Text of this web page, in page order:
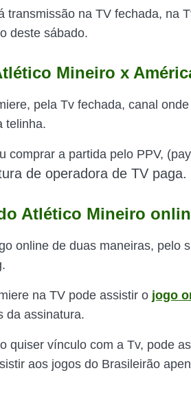
transmissão na TV fechada, na
deste sábado.
Mineiro x
pela Tv fechada, canal
telinha.
comprar a partida pelo PPV,
de operadora de TV paga.
Atlético Mineiro
online de duas maneiras, pelo
na TV pode assistir o jogo
da assinatura.
quiser vínculo com a Tv, pode
aos jogos do Brasileirão